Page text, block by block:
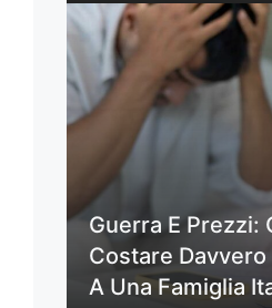
Guerra E Prezzi:
Costare
A Una Famiglia